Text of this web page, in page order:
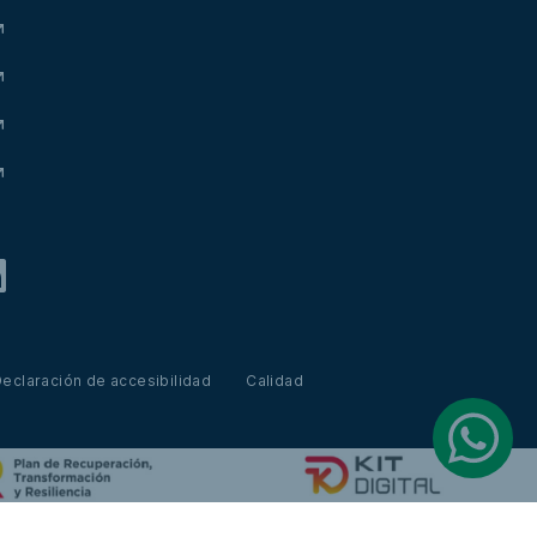
de accesibilidad Calidad